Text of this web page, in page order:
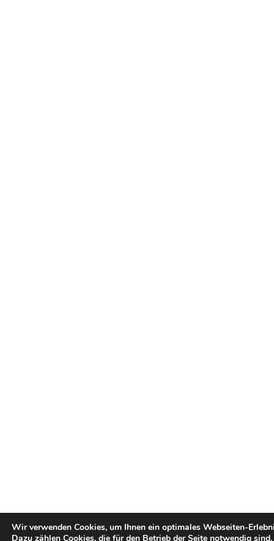
Wir verwenden Cookies, um Ihnen ein optimales Webseiten-
Dazu zählen Cookies, die für den Betrieb der Seite notwendig